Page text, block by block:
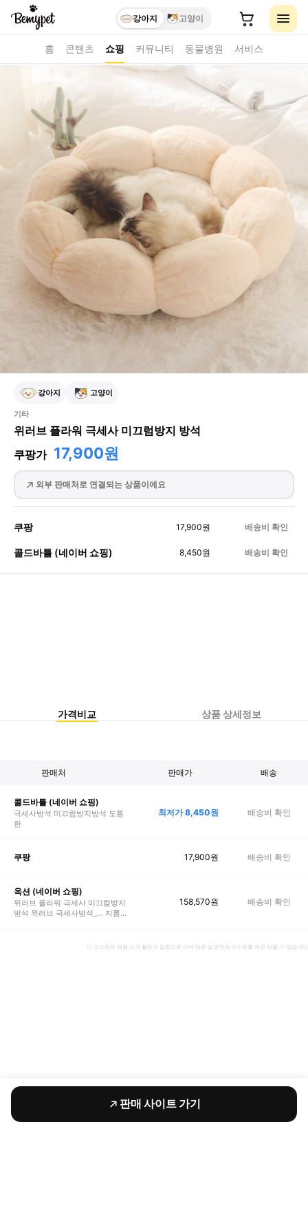
강아지 고양이
홈 콘텐츠 쇼핑 커뮤니티 동물병원 서비스
강아지 고양이
기타
위러브 플라워 극세사 미끄럼방지 방석
쿠팡가 17,900원
외부 판매처로 연결되는 상품이에요
쿠팡 17,900원 배송비 확인
콜드바틀 (네이버 쇼핑) 8,450원 배송비 확인
가격비교 상품 상세정보
판매처 판매가 배송
콜드바틀 (네이버 쇼핑)
극세사방석 미끄럼방지방석 도톰
한
최저가8,450원 배송비 확인
쿠팡 17,900원 배송비 확인
옥션 (네이버 쇼핑)
위러브 플라워 극세사 미끄럼방지
방석 위러브 극세사방석_... 지름
158,570원 배송비 확인
이 포스팅은 제품 소개 활동의 일환으로 이에 따른 일정액의 수수료를 제공 받을 수 있습니다
판매 사이트 가기